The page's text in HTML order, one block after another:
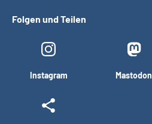
Folgen und Teilen
Instagram Mastodon